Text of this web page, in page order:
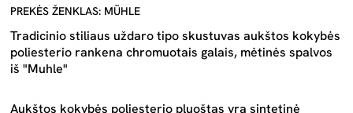
PREKĖS ŽENKLAS: MÜHLE
Tradicinio stiliaus uždaro tipo skustuvas aukštos kokybės
poliesterio rankena chromuotais galais, mėtinės spalvos
iš "Muhle"
Aukštos kokybės poliesterio pluoštas yra sintetinė